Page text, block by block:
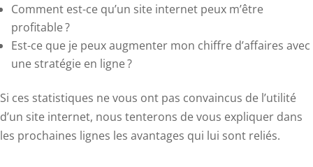
Comment est-ce qu’un site internet peux m’être
profitable ?
Est-ce que je peux augmenter mon chiffre d’affaires avec
une stratégie en ligne ?
Si ces statistiques ne vous ont pas convaincus de l’utilité
d’un site internet, nous tenterons de vous expliquer dans
les prochaines lignes les avantages qui lui sont reliés.